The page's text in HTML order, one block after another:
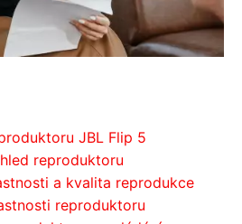
JBL Flip 5
reproduktoru
a kvalita reprodukce
reproduktoru